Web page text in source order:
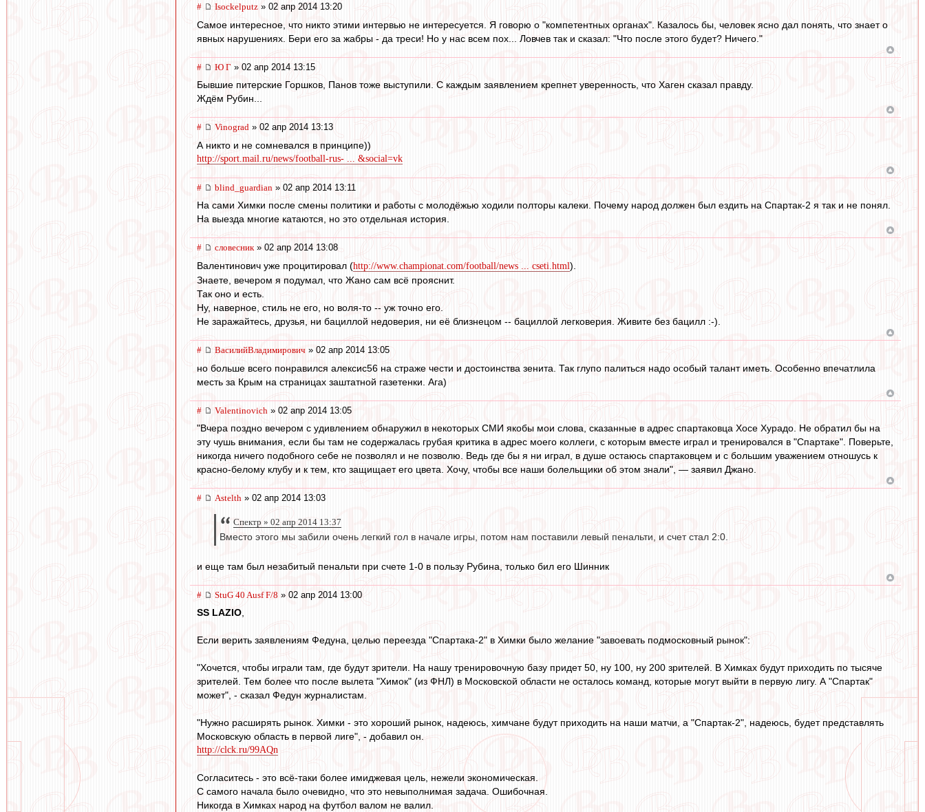
# Isockelputz » 02 апр 2014 13:20
Самое интересное, что никто этими интервью не интересуется. Я говорю о "компетентных органах". Казалось бы, человек ясно дал понять, что знает о
явных нарушениях. Бери его за жабры - да треси! Но у нас всем пох... Ловчев так и сказал: "Что после этого будет? Ничего."
# Ю Г » 02 апр 2014 13:15
Бывшие питерские Горшков, Панов тоже выступили. С каждым заявлением крепнет уверенность, что Хаген сказал правду.
Ждём Рубин...
# Vinograd » 02 апр 2014 13:13
А никто и не сомневался в принципе))
http://sport.mail.ru/news/football-rus- ... &social=vk
# blind_guardian » 02 апр 2014 13:11
На сами Химки после смены политики и работы с молодёжью ходили полторы калеки. Почему народ должен был ездить на Спартак-2 я так и не понял.
На выезда многие катаются, но это отдельная история.
# словесник» 02 апр 2014 13:08
Валентинович уже процитировал (http://www.championat.com/football/news ... cseti.html).
Знаете, вечером я подумал, что Жано сам всё прояснит.
Так оно и есть.
Ну, наверное, стиль не его, но воля-то -- уж точно его.
Не заражайтесь, друзья, ни бациллой недоверия, ни её близнецом -- бациллой легковерия. Живите без бацилл :-).
# ВасилийВладимирович » 02 апр 2014 13:05
но больше всего понравился алексис56 на страже чести и достоинства зенита. Так глупо палиться надо особый талант иметь. Особенно впечатлила
месть за Крым на страницах заштатной газетенки. Ага)
# Valentinovich » 02 апр 2014 13:05
"Вчера поздно вечером с удивлением обнаружил в некоторых СМИ якобы мои слова, сказанные в адрес спартаковца Хосе Хурадо. Не обратил бы на
эту чушь внимания, если бы там не содержалась грубая критика в адрес моего коллеги, с которым вместе играл и тренировался в "Спартаке". Поверьте,
никогда ничего подобного себе не позволял и не позволю. Ведь где бы я ни играл, в душе остаюсь спартаковцем и с большим уважением отношусь к
красно-белому клубу и к тем, кто защищает его цвета. Хочу, чтобы все наши болельщики об этом знали", — заявил Джано.
# Astelth » 02 апр 2014 13:03
Спектр » 02 апр 2014 13:37
Вместо этого мы забили очень легкий гол в начале игры, потом нам поставили левый пенальти, и счет стал 2:0.
и еще там был незабитый пенальти при счете 1-0 в пользу Рубина, только бил его Шинник
# StuG 40 Ausf F/8 » 02 апр 2014 13:00
SS LAZIO,
Если верить заявлениям Федуна, целью переезда "Спартака-2" в Химки было желание "завоевать подмосковный рынок":
"Хочется, чтобы играли там, где будут зрители. На нашу тренировочную базу придет 50, ну 100, ну 200 зрителей. В Химках будут приходить по тысяче
зрителей. Тем более что после вылета "Химок" (из ФНЛ) в Московской области не осталось команд, которые могут выйти в первую лигу. А "Спартак"
может", - сказал Федун журналистам.
"Нужно расширять рынок. Химки - это хороший рынок, надеюсь, химчане будут приходить на наши матчи, а "Спартак-2", надеюсь, будет представлять
Московскую область в первой лиге", - добавил он.
http://clck.ru/99AQn
Согласитесь - это всё-таки более имиджевая цель, нежели экономическая.
С самого начала было очевидно, что это невыполнимая задача. Ошибочная.
Никогда в Химках народ на футбол валом не валил.